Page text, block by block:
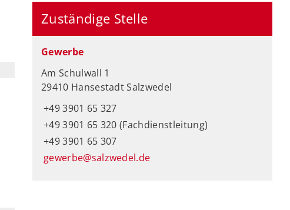
Zuständige Stelle
Gewerbe
Am Schulwall 1
29410 Hansestadt Salzwedel
+49 3901 65 327
+49 3901 65 320 (Fachdienstleitung)
+49 3901 65 307
gewerbe@salzwedel.de